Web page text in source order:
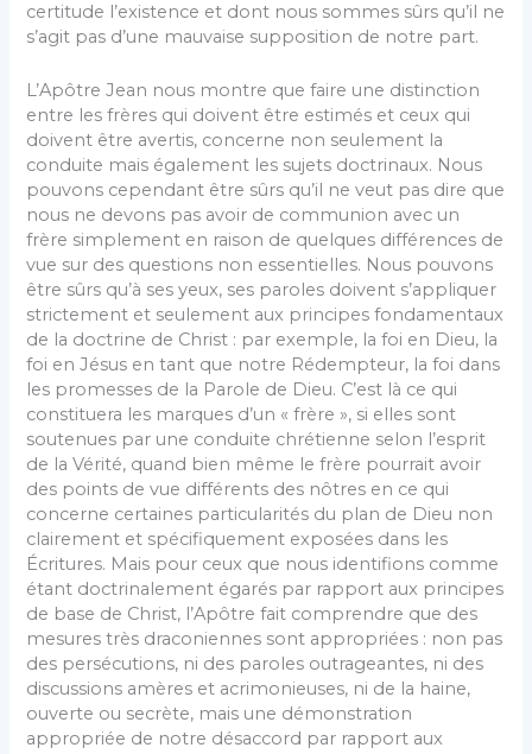
certitude l’existence et dont nous sommes sûrs qu’il ne
s’agit pas d’une mauvaise supposition de notre part.
L’Apôtre Jean nous montre que faire une distinction
entre les frères qui doivent être estimés et ceux qui
doivent être avertis, concerne non seulement la
conduite mais également les sujets doctrinaux. Nous
pouvons cependant être sûrs qu’il ne veut pas dire que
nous ne devons pas avoir de communion avec un
frère simplement en raison de quelques différences de
vue sur des questions non essentielles. Nous pouvons
être sûrs qu’à ses yeux, ses paroles doivent s’appliquer
strictement et seulement aux principes fondamentaux
de la doctrine de Christ : par exemple, la foi en Dieu, la
foi en Jésus en tant que notre Rédempteur, la foi dans
les promesses de la Parole de Dieu. C’est là ce qui
constituera les marques d’un « frère », si elles sont
soutenues par une conduite chrétienne selon l’esprit
de la Vérité, quand bien même le frère pourrait avoir
des points de vue différents des nôtres en ce qui
concerne certaines particularités du plan de Dieu non
clairement et spécifiquement exposées dans les
Écritures. Mais pour ceux que nous identifions comme
étant doctrinalement égarés par rapport aux principes
de base de Christ, l’Apôtre fait comprendre que des
mesures très draconiennes sont appropriées : non pas
des persécutions, ni des paroles outrageantes, ni des
discussions amères et acrimonieuses, ni de la haine,
ouverte ou secrète, mais une démonstration
appropriée de notre désaccord par rapport aux